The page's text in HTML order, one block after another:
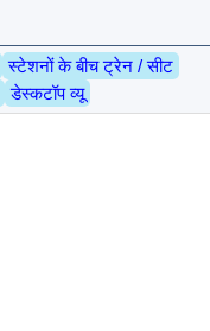
स्टेशनों के बीच ट्रेन / सीट
डेस्कटॉप व्यू